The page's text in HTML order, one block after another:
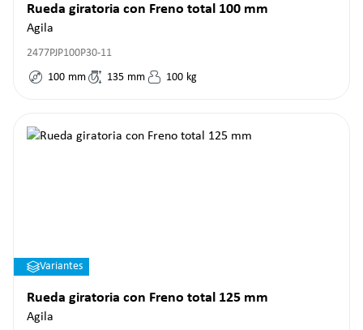
Rueda giratoria con Freno total 100 mm
Agila
2477PJP100P30-11
100 mm 135 mm 100 kg
Variantes
Rueda giratoria con Freno total 125 mm
Agila